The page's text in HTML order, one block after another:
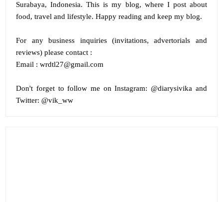
Surabaya, Indonesia. This is my blog, where I post about
food, travel and lifestyle. Happy reading and keep my blog.
For any business inquiries (invitations, advertorials and
reviews) please contact :
Email : wrdtl27@gmail.com
Don't forget to follow me onInstagram: @diarysivika and
Twitter: @vik_ww